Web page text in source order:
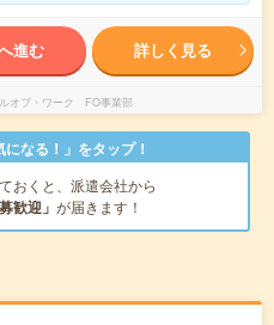
進む 詳しく見る
オブ・ワーク FO事業部
なる！」をタップ！
おくと、派遣会社から
歓迎」 が届きます！